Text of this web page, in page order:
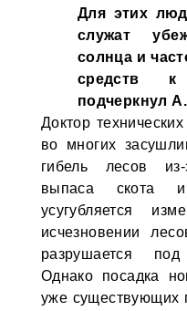
Для этих
служат
солнца и
средств к
подчеркнул
Доктор
во многих
гибель лесов
выпаса скота и
усугубляется
исчезновении
разрушается
Однако посадка
уже существующих